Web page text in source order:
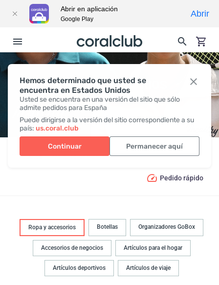
Hemos determinado que usted se
encuentra en Estados Unidos
Usted se encuentra en una versión del sitio que sólo
admite pedidos para España
Puede dirigirse a la versión del sitio correspondiente a su
país: us.coral.club
Continuar Permanecer aquí
ROPA Y ACCESORIOS
Productos Artículos de marca Ropa y accesorios
Pedido rápido
Ropa y accesorios Botellas Organizadores GoBox
Accesorios de negocios Artículos para el hogar
Artículos deportivos Artículos de viaje
Abrir en aplicación
Google Play
Abrir